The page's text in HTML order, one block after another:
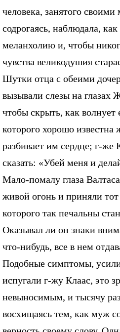
человека, занятого
содрогаясь, наблюдала,
меланхолию и, чтобы
чувства великодушия
Шутки отца с обеими
вызывали слезы на глазах
чтобы скрыть, как волнует
которого хорошо
разбивает им сердце; г-же
сказать: «Убей меня и
Мало-помалу глаза
живой огонь и приняли
которого так печальны
Оказывал ли он знаки
что-нибудь, все в нем
Подобные симптомы,
испугали г-жу Клаас, это
невыносимым, и тысячу
восхищаясь тем, как муж